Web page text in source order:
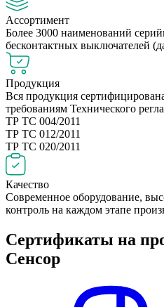
Ассортимент
Более 3000 наименований
бесконтактных выключателей
Продукция
Вся продукция
требованиям Технического
ТР ТС 004/2011
ТР ТС 012/2011
ТР ТС 020/2011
Качество
Современное оборудование,
контроль на каждом этапе
Сертификаты на
Сенсор